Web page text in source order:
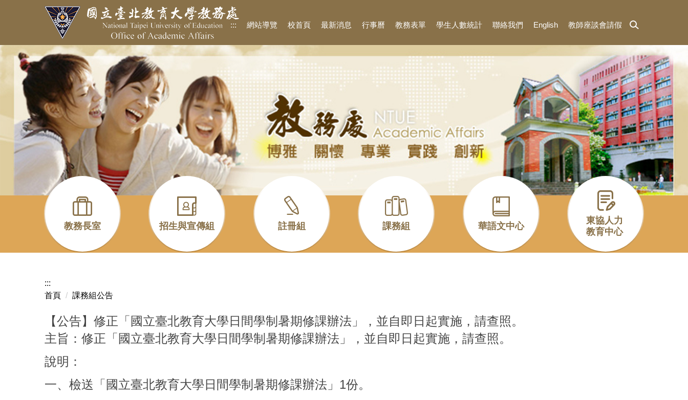
要
內
::: 網站導覽 校首頁 最新消息 行事曆 教務表單 學生人數統計 聯絡我們 English 教師座談會請假
教務長室 招生與宣傳組 註冊組 課務組 華語文中心
東協人力
教育中心
:::
首頁
課務組公告
【公告】修正「國立臺北教育大學日間學制暑期修課辦法」，並自即日起實施，請查照。
主旨：修正「國立臺北教育大學日間學制暑期修課辦法」，並自即日起實施，請查照。
說明：
一、檢送「國立臺北教育大學日間學制暑期修課辦法」1份。